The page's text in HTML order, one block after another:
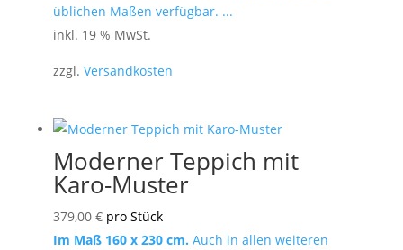
üblichen Maßen verfügbar. ...
inkl. 19 % MwSt.
zzgl. Versandkosten
Moderner Teppich mit
Karo-Muster
379,00 € pro Stück
Im Maß 160 x 230 cm. Auch in allen weiteren